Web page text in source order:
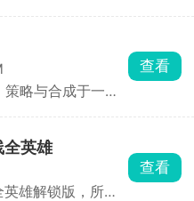
等多个兵种，每个
玩家可依据关卡敌
克敌制胜。虽玩法
颇高，特殊兵种、
快来下载游戏，化
欧战场开启一场热
旅！
画风，打造出沉浸
自由收集数百位特
配组建专属梦幻阵
趣。丰富的主线剧
略与合成于一
物素材、锻造书
备与药水。新增裁
等多元玩法，让游
作轻松便捷，采用
查看
全英雄
雄解锁版，所有
查看